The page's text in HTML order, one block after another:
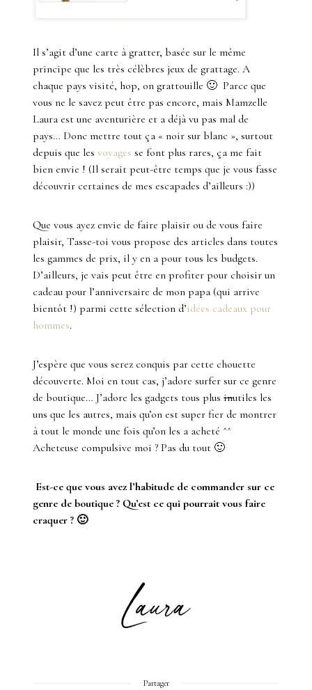
Il s’agit d’une carte à gratter, basée sur le même
principe que les très célèbres jeux de grattage. A
chaque pays visité, hop, on grattouille 🙂 Parce que
vous ne le savez peut être pas encore, mais Mamzelle
Laura est une aventurière et a déjà vu pas mal de
pays… Donc mettre tout ça « noir sur blanc », surtout
depuis que lesvoyages se font plus rares, ça me fait
bien envie ! (Il serait peut-être temps que je vous fasse
découvrir certaines de mes escapades d’ailleurs :))
Que vous ayez envie de faire plaisir ou de vous faire
plaisir, Tasse-toi vous propose des articles dans toutes
les gammes de prix, il y en a pour tous les budgets.
D’ailleurs, je vais peut être en profiter pour choisir un
cadeau pour l’anniversaire de mon papa (qui arrive
bientôt !) parmi cette sélection d’idées cadeaux pour
hommes.
J’espère que vous serez conquis par cette chouette
découverte. Moi en tout cas, j’adore surfer sur ce genre
de boutique… J’adore les gadgets tous plusinutiles les
uns que les autres, mais qu’on est super fier de montrer
à tout le monde une fois qu’on les a acheté ^^
Acheteuse compulsive moi ? Pas du tout 🙂
Est-ce que vous avez l’habitude de commander sur ce
genre de boutique ? Qu’est ce qui pourrait vous faire
craquer ? 🙂
Partager